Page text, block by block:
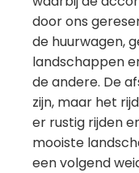
door ons
de huurwagen,
landschappen
de andere. De
zijn, maar het
er rustig rijden
mooiste
een volgend